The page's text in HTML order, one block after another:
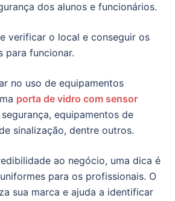
dos alunos e funcionários.
verificar o local e conseguir os
para funcionar.
no uso de equipamentos
porta de vidro com sensor
equipamentos de
sinalização, dentre outros.
ao negócio, uma dica é
para os profissionais. O
sua marca e ajuda a identificar